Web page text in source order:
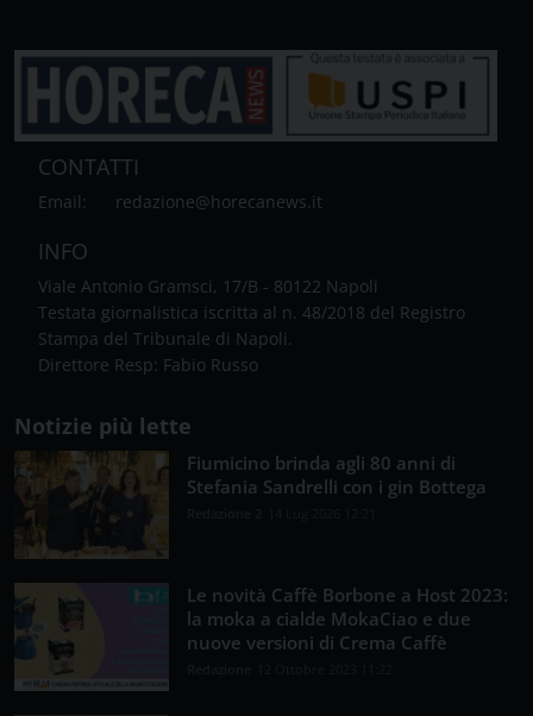
CONTATTI
Email: redazione@horecanews.it
INFO
Viale Antonio Gramsci, 17/B - 80122 Napoli
Testata giornalistica iscritta al n. 48/2018 del Registro
Stampa del Tribunale di Napoli.
Direttore Resp: Fabio Russo
Notizie più lette
Fiumicino brinda agli 80 anni di
Stefania Sandrelli con i gin Bottega
Le novità Caffè Borbone a Host 2023:
la moka a cialde MokaCiao e due
nuove versioni di Crema Caffè